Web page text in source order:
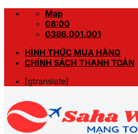
Skip
Map
08:00
0386.001.001
HÌNH THỨC MUA HÀNG
CHÍNH SÁCH THANH TOÁN
[gtranslate]